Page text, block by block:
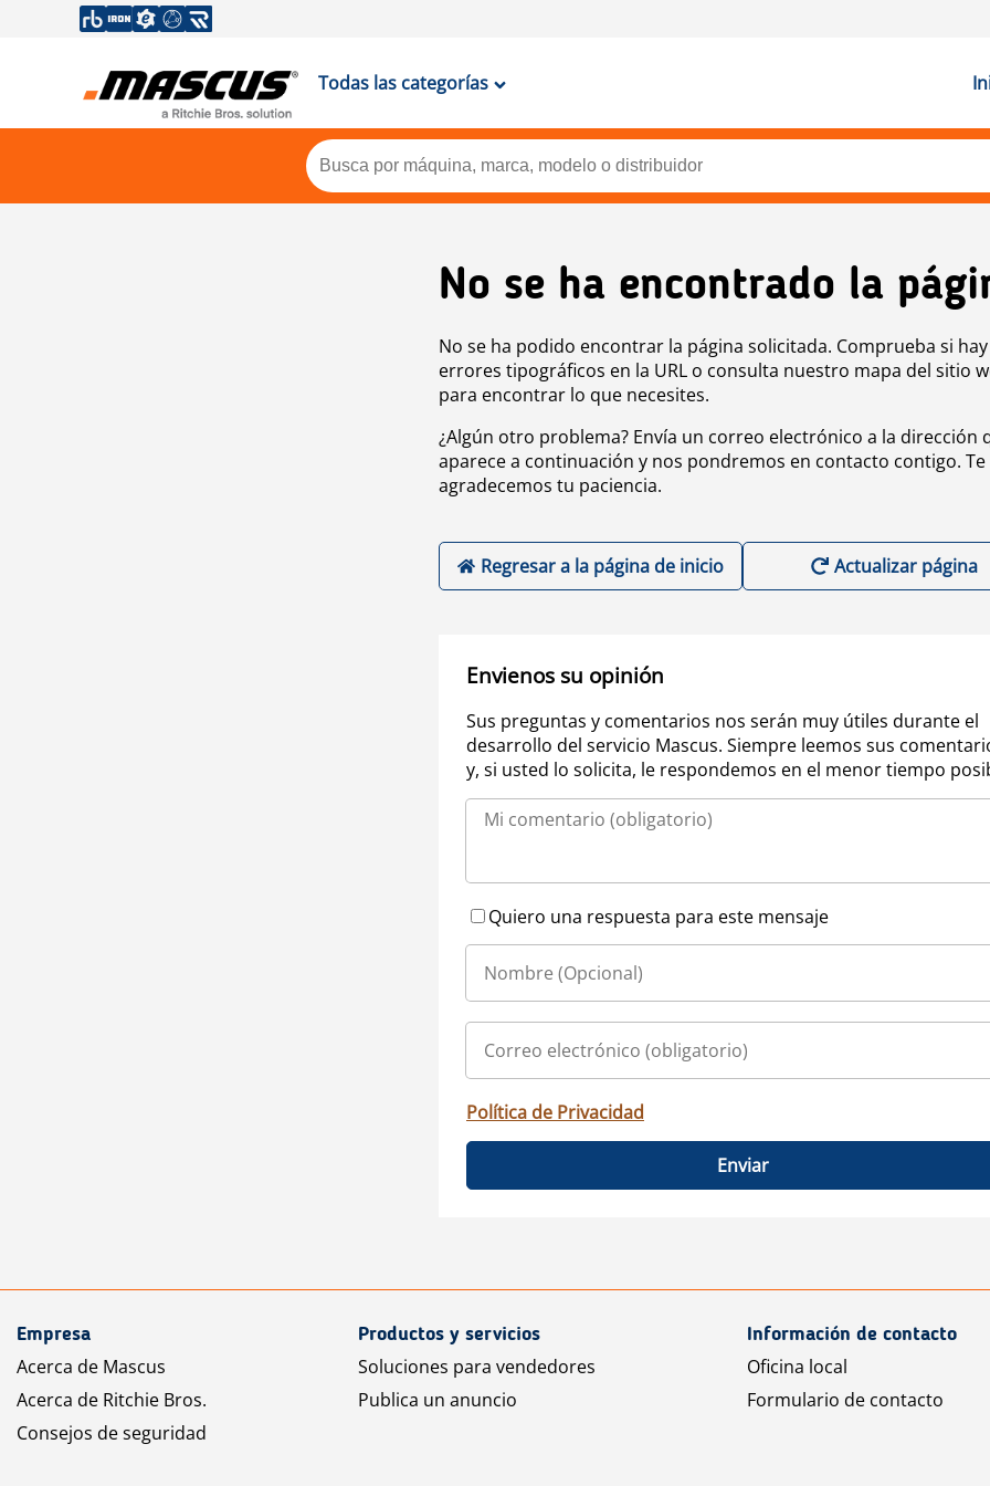
Todas las categorías
No se ha encontrado la
No se ha podido encontrar la página solicitada. Comprueba si hay
errores tipográficos en la URL o consulta nuestro mapa del sitio
para encontrar lo que necesites.
¿Algún otro problema? Envía un correo electrónico a la dirección
aparece a continuación y nos pondremos en contacto contigo. Te
agradecemos tu paciencia.
Regresar a la página de inicio Actualizar página
Envienos su opinión
Sus preguntas y comentarios nos serán muy útiles durante el
desarrollo del servicio Mascus. Siempre leemos sus
y, si usted lo solicita, le respondemos en el menor tiempo
Quiero una respuesta para este mensaje
Política de Privacidad
Enviar
Empresa
Acerca de Mascus
Acerca de Ritchie Bros.
Consejos de seguridad
Productos y servicios
Soluciones para vendedores
Publica un anuncio
Información de contacto
Oficina local
Formulario de contacto